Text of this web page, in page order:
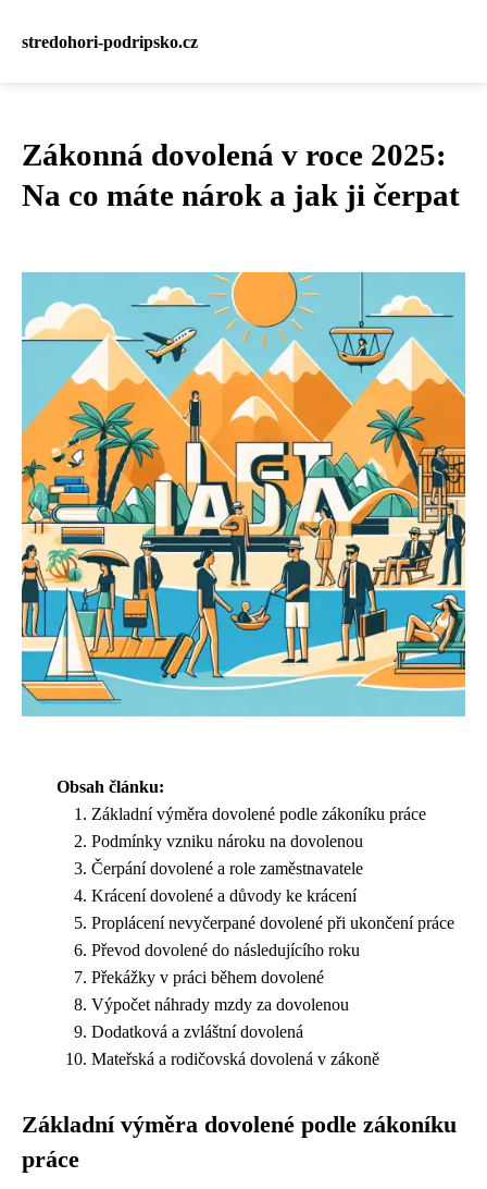
stredohori-podripsko.cz
Zákonná dovolená v roce 2025:
Na co máte nárok a jak ji čerpat
Obsah článku:
Základní výměra dovolené podle zákoníku práce
Podmínky vzniku nároku na dovolenou
Čerpání dovolené a role zaměstnavatele
Krácení dovolené a důvody ke krácení
Proplácení nevyčerpané dovolené při ukončení práce
Převod dovolené do následujícího roku
Překážky v práci během dovolené
Výpočet náhrady mzdy za dovolenou
Dodatková a zvláštní dovolená
Mateřská a rodičovská dovolená v zákoně
Základní výměra dovolené podle zákoníku
práce